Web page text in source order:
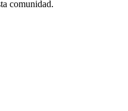
comunidad.